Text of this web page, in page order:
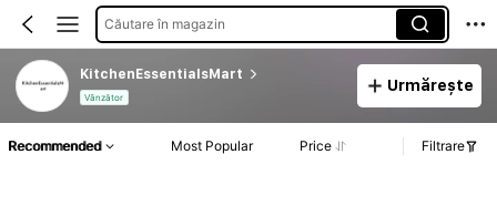
Căutare în magazin
KitchenEssentialsMart
Vânzător
Urmărește
Recommended Most Popular Price Filtrare